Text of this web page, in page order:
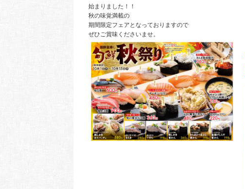
始まりました！！
秋の味覚満載の
期間限定フェアとなっておりますので
ぜひご賞味くださいませ。